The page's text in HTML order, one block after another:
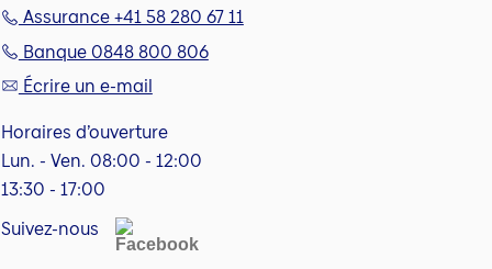
Assurance +41 58 280 67 11
Banque 0848 800 806
Écrire un e-mail
Horaires d’ouverture
Lun. - Ven. 08:00 - 12:00
13:30 - 17:00
Suivez-nous